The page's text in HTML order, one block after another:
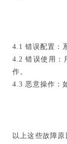
4.1 错误配置：
4.2 错误使用：
作。
4.3 恶意操作：
以上这些故障